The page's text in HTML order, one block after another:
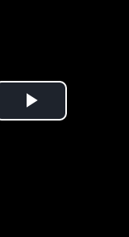
Spela